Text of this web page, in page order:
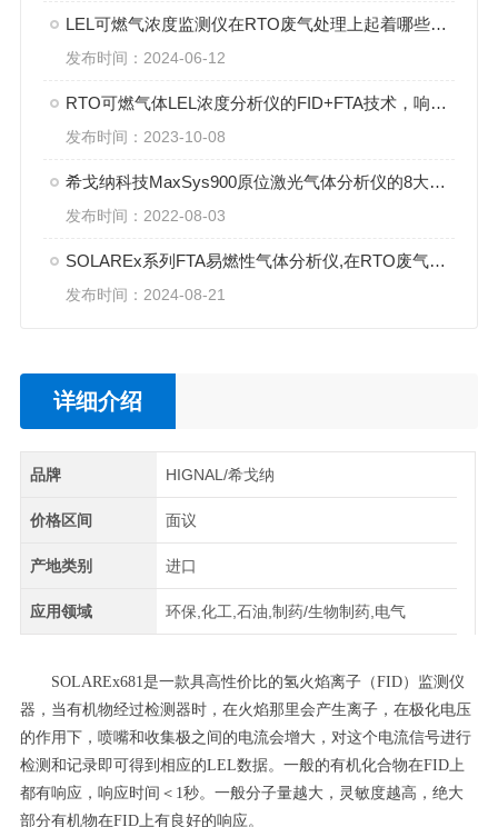
LEL可燃气浓度监测仪在RTO废气处理上起着哪些作用？
发布时间：2024-06-12
RTO可燃气体LEL浓度分析仪的FID+FTA技术，响应时间＜1秒
发布时间：2023-10-08
希戈纳科技MaxSys900原位激光气体分析仪的8大优势
发布时间：2022-08-03
SOLAREx系列FTA易燃性气体分析仪,在RTO废气治理中的优势
发布时间：2024-08-21
详细介绍
品牌 HIGNAL/希戈纳
价格区间 面议
产地类别 进口
应用领域 环保,化工,石油,制药/生物制药,电气
SOLAREx681是一款具高性价比的氢火焰离子（FID）监测仪
器，当有机物经过检测器时，在火焰那里会产生离子，在极化电压
的作用下，喷嘴和收集极之间的电流会增大，对这个电流信号进行
检测和记录即可得到相应的LEL数据。一般的有机化合物在FID上
都有响应，响应时间＜1秒。一般分子量越大，灵敏度越高，绝大
部分有机物在FID上有良好的响应。